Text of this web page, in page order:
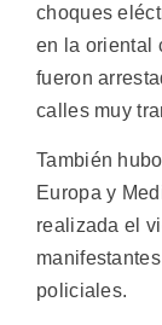
choques
en la oriental
fueron
calles muy
También
Europa y
realizada el
policiales.